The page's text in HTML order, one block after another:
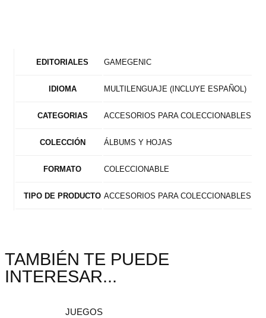
EDITORIALES GAMEGENIC
IDIOMA MULTILENGUAJE (INCLUYE ESPAÑOL)
CATEGORIAS ACCESORIOS PARA COLECCIONABLES
COLECCIÓN ÁLBUMS Y HOJAS
FORMATO COLECCIONABLE
TIPO DE PRODUCTO ACCESORIOS PARA COLECCIONABLES
TAMBIÉN TE PUEDE
INTERESAR...
JUEGOS